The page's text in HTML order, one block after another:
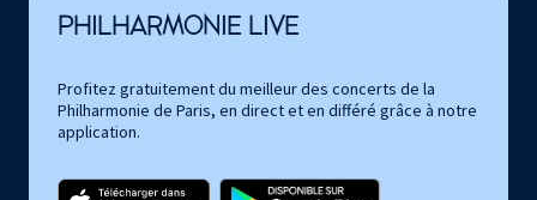
PHILHARMONIE LIVE
Profitez gratuitement du meilleur des concerts de la
Philharmonie de Paris, en direct et en différé grâce à notre
application.